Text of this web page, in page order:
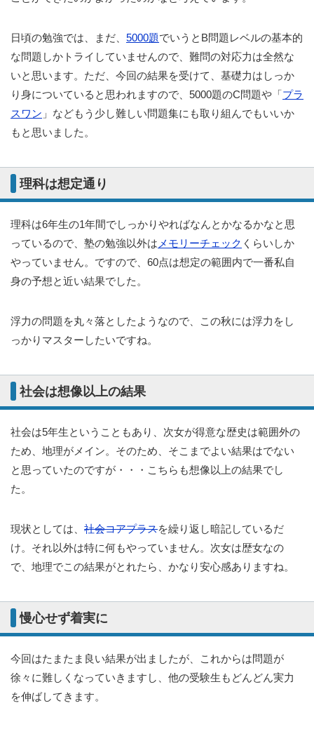
日頃の勉強では、まだ、 5000題でいうとB問題レベルの基本的
な問題しかトライしていませんので、難問の対応力は全然な
いと思います。ただ、今回の結果を受けて、基礎力はしっか
り身についていると思われますので、5000題のC問題や「プラ
スワン 」などもう少し難しい問題集にも取り組んでもいいか
もと思いました。
理科は想定通り
理科は6年生の1年間でしっかりやればなんとかなるかなと思
っているので、塾の勉強以外は メモリーチェック くらいしか
やっていません。ですので、60点は想定の範囲内で一番私自
身の予想と近い結果でした。
浮力の問題を丸々落としたようなので、この秋には浮力をし
っかりマスターしたいですね。
社会は想像以上の結果
社会は5年生ということもあり、次女が得意な歴史は範囲外の
ため、地理がメイン。そのため、そこまでよい結果はでない
と思っていたのですが・・・こちらも想像以上の結果でし
た。
現状としては、 社会コアプラスを繰り返し暗記しているだ
け。それ以外は特に何もやっていません。次女は歴女なの
で、地理でこの結果がとれたら、かなり安心感ありますね。
慢心せず着実に
今回はたまたま良い結果が出ましたが、これからは問題が
徐々に難しくなっていきますし、他の受験生もどんどん実力
を伸ばしてきます。